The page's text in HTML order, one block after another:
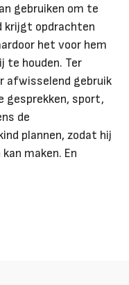
gebruiken om te
krijgt opdrachten
het voor hem
te houden. Ter
afwisselend gebruik
gesprekken, sport,
de
plannen, zodat hij
maken. En